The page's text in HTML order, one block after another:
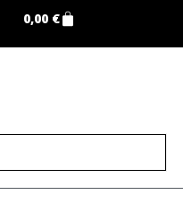
0,00 €